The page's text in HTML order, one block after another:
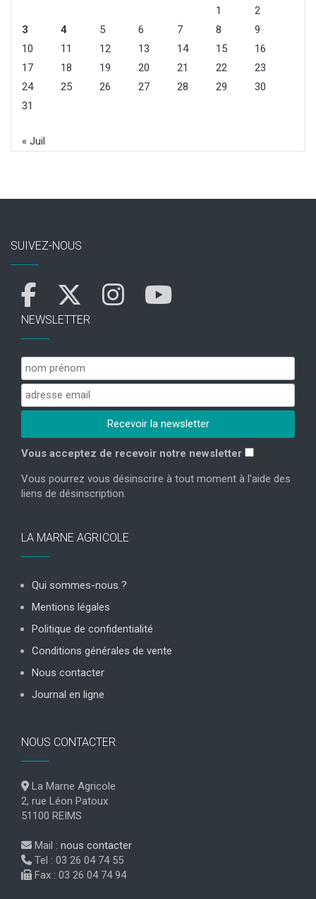
1
2
3
4 5 6 7 8
9
10
11 12 13 14 15
16
17
18 19 20 21 22
23
24
25 26 27 28 29
30
31
« Juil
SUIVEZ-NOUS
NEWSLETTER
Vous acceptez de recevoir notre newsletter
Vous pourrez vous désinscrire à tout moment à l'aide des
liens de désinscription.
LA MARNE AGRICOLE
Qui sommes-nous ?
Mentions légales
Politique de confidentialité
Conditions générales de vente
Nous contacter
Journal en ligne
NOUS CONTACTER
La Marne Agricole
2, rue Léon Patoux
51100 REIMS
Mail : nous contacter
Tel : 03 26 04 74 55
Fax : 03 26 04 74 94